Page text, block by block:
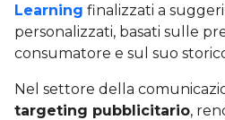
Learning finalizzati a
personalizzati, basati sulle
consumatore e sul suo
Nel settore della
targeting pubblicitario,